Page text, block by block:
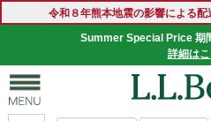
令和８年熊本地震の影響による配
Summer Special Price 期
詳細は